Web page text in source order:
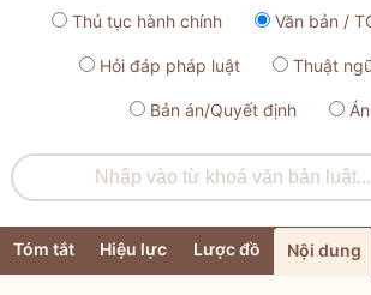
Thủ tục hành chính Văn bản /
Hỏi đáp pháp luật Thuật
Bản án/Quyết định
Tóm tắt Hiệu lực Lược đồ Nội dung